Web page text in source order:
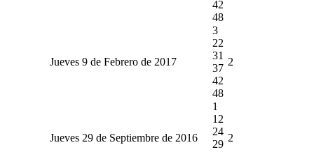
42
48
Jueves 9 de Febrero de 2017
3
22
31
37
42
48
2
Jueves 29 de Septiembre de 2016
1
12
24
29
2